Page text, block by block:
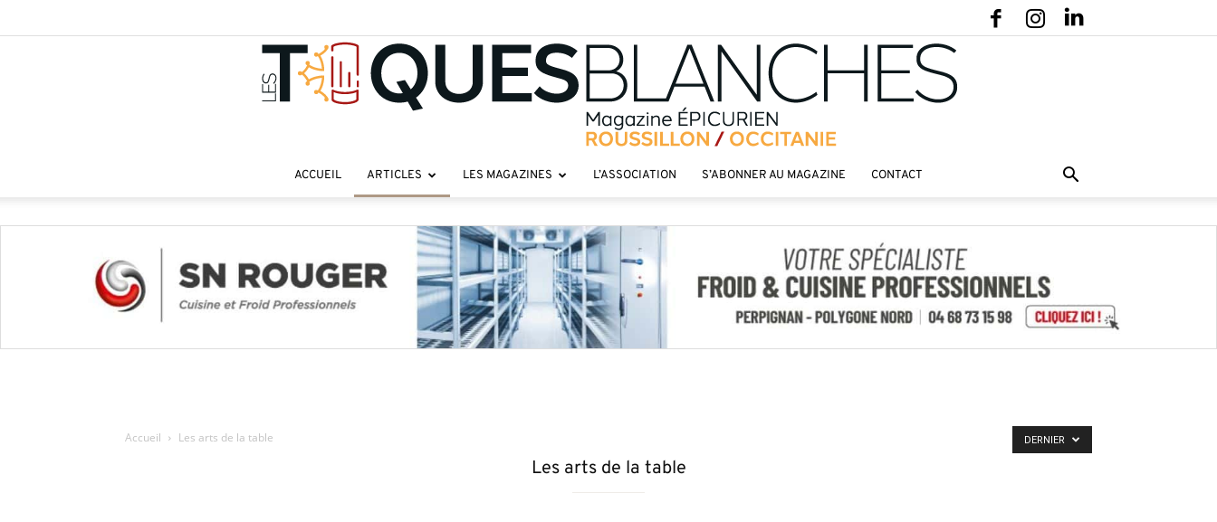
roussillon
ACCUEIL ARTICLES LES MAGAZINES L’ASSOCIATION S’ABONNER AU MAGAZINE CONTACT
Accueil Les arts de la table
Les arts de la table
DERNIER